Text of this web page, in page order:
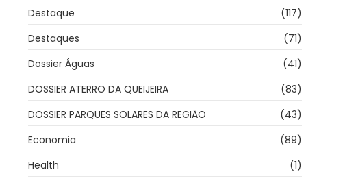
Destaque
(117)
Destaques
(71)
Dossier Águas
(41)
DOSSIER ATERRO DA QUEIJEIRA
(83)
DOSSIER PARQUES SOLARES DA REGIÃO
(43)
Economia
(89)
Health
(1)